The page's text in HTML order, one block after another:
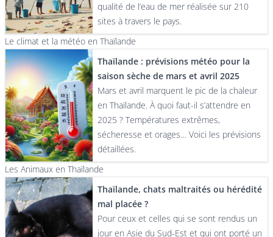
qualité de l’eau de mer réalisée sur 210
sites à travers le pays.
Le climat et la météo en Thaïlande
Thaïlande : prévisions météo pour la
saison sèche de mars et avril 2025
Mars et avril marquent le pic de la chaleur
en Thaïlande. À quoi faut-il s’attendre en
2025 ? Températures extrêmes,
sécheresse et orages… Voici les prévisions
détaillées.
Les Animaux en Thaïlande
Thaïlande, chats maltraités ou hérédité
mal placée ?
Pour ceux et celles qui se sont rendus un
jour en Asie du Sud-Est et qui ont porté un